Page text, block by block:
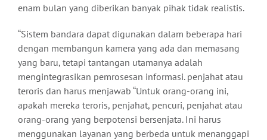
enam bulan yang diberikan banyak pihak tidak realistis.
“Sistem bandara dapat digunakan dalam beberapa hari
dengan membangun kamera yang ada dan memasang
yang baru, tetapi tantangan utamanya adalah
mengintegrasikan pemrosesan informasi. penjahat atau
teroris dan harus menjawab “Untuk orang-orang ini,
apakah mereka teroris, penjahat, pencuri, penjahat atau
orang-orang yang berpotensi bersenjata. Ini harus
menggunakan layanan yang berbeda untuk menanggapi